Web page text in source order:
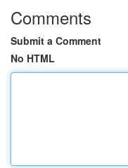
Comments
Submit a Comment
No HTML